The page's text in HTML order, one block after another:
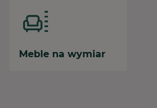
Meble na wymiar